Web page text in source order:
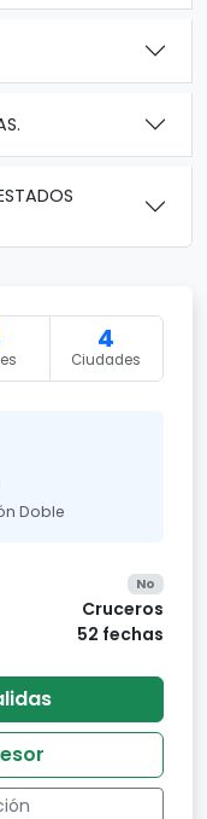
4
Ciudades
Doble
No
Cruceros
52 fechas